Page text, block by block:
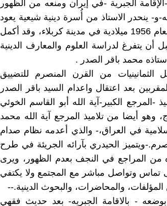
الجبرية -في إيران ومنعه من الظهور
و- ينحدر الاستاذ من أُسرة دينية شيعية يعود
نسبها إلى الأشراف، وهو من مواليد العام 1956 ميلادية في مدينة كربلاء، وقد أكمل
أن يتفرغ لدراسة العلوم والمعارف الدينية
محمد باقر الصدر .
الثمانينيات من القرن المنصرم للتضييق
بعد اعتقال واعدام السيد باقر الصدر
-المرجع الكبير-آية الله أبو القاسم الخوئي
أيضا من تلاميذ المرجع آية الله محمد
في العراق،- والذي أعدمه نظام صدام
ويتميز الحيدري بآرائه الجريئة في طرح
من المراجع في النجف بعدم الظهور، ويرى
تماس وتواصل مباشر مع المجتمع ولا يكتفي
المؤلفات، والمحاضرات، والبحوث الدينية.--
- بالاقامة الجبريه- بعد حديث فقهي